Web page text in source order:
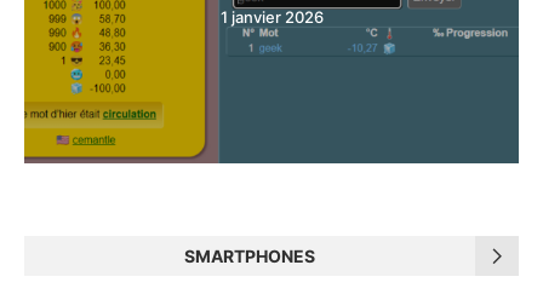
1 janvier 2026
SMARTPHONES